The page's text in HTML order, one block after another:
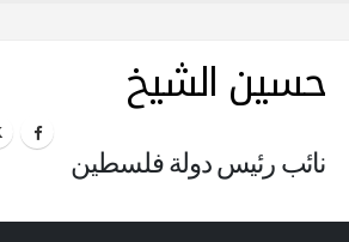
حسين الشيخ
نائب رئيس دولة فلسطين